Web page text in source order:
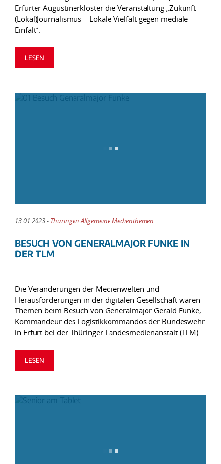
Erfurter Augustinerkloster die Veranstaltung „Zukunft
(Lokal)Journalismus – Lokale Vielfalt gegen mediale
Einfalt“.
LESEN
13.01.2023 - Thüringen Allgemeine Medienthemen
BESUCH VON GENERALMAJOR FUNKE IN
DER TLM
Die Veränderungen der Medienwelten und
Herausforderungen in der digitalen Gesellschaft waren
Themen beim Besuch von Generalmajor Gerald Funke,
Kommandeur des Logistikkommandos der Bundeswehr
in Erfurt bei der Thüringer Landesmedienanstalt (TLM).
LESEN